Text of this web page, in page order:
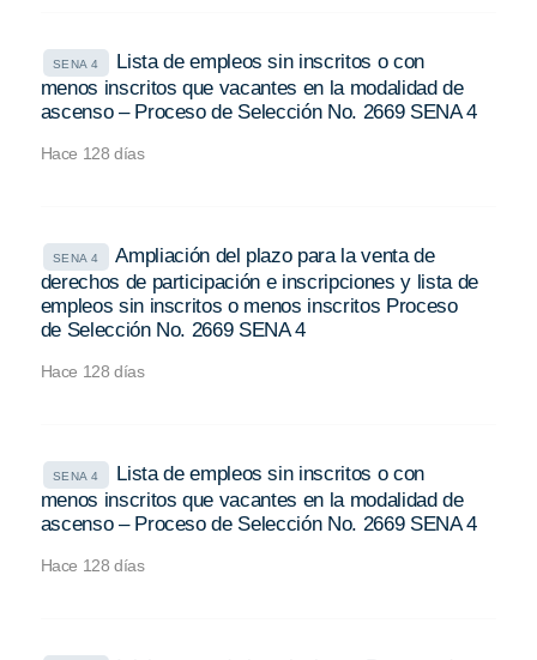
SENA 4
Lista de empleos sin inscritos o con
menos inscritos que vacantes en la modalidad de
ascenso – Proceso de Selección No. 2669 SENA 4
Hace 128 días
SENA 4
Ampliación del plazo para la venta de
derechos de participación e inscripciones y lista de
empleos sin inscritos o menos inscritos Proceso
de Selección No. 2669 SENA 4
Hace 128 días
SENA 4
Lista de empleos sin inscritos o con
menos inscritos que vacantes en la modalidad de
ascenso – Proceso de Selección No. 2669 SENA 4
Hace 128 días